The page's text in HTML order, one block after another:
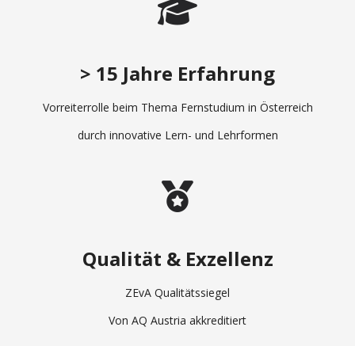
> 15 Jahre Erfahrung
Vorreiterrolle beim Thema Fernstudium in Österreich
durch innovative Lern- und Lehrformen
Qualität & Exzellenz
ZEvA Qualitätssiegel
Von AQ Austria akkreditiert